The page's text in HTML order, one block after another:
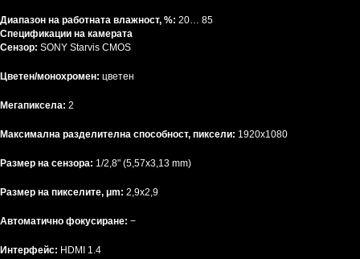
Диапазон на работната влажност, %: 20… 85
Спецификации на камерата
Сензор: SONY Starvis CMOS
Цветен/монохромен: цветен
Мегапиксела: 2
Максимална разделителна способност, пиксели: 1920х1080
Размер на сензора: 1/2,8" (5,57x3,13 mm)
Размер на пикселите, μm: 2,9x2,9
Автоматично фокусиране: −
Интерфейс: HDMI 1.4